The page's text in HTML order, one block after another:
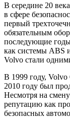
В середине 20
в сфере
первый
обязательным
последующие
как системы ABS
Volvo стали
В 1999 году,
2010 году был
Несмотря на
репутацию как
безопасных